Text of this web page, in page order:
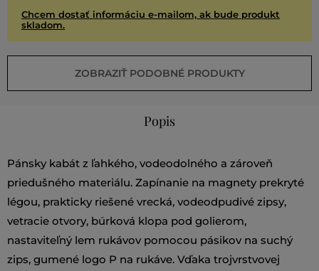
Chcem dostať informáciu e-mailom, ak bude produkt
skladom.
ZOBRAZIŤ PODOBNÉ PRODUKTY
Popis
Pánsky kabát z ľahkého, vodeodolného a zároveň
priedušného materiálu. Zapínanie na magnety prekryté
légou, prakticky riešené vrecká, vodeodpudivé zipsy,
vetracie otvory, búrková klopa pod golierom,
nastaviteľný lem rukávov pomocou pásikov na suchý
zips, gumené logo P na rukáve. Vďaka trojvrstvovej